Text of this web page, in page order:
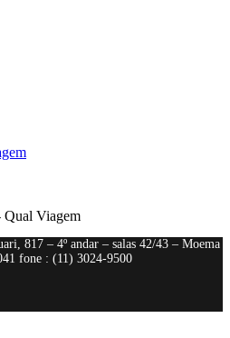
Qual Viagem
817 – 4º andar – salas 42/43 – Moema
fone : (11) 3024-9500